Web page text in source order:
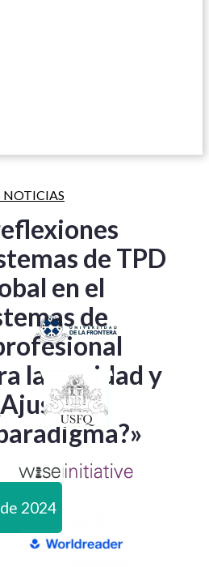
NOTICIAS
de TPD
en el
de
la equidad y
o
2024